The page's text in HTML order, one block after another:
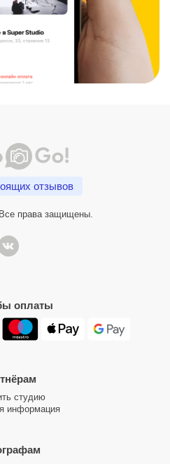
отзывов
права защищены.
оплаты
студию
информация